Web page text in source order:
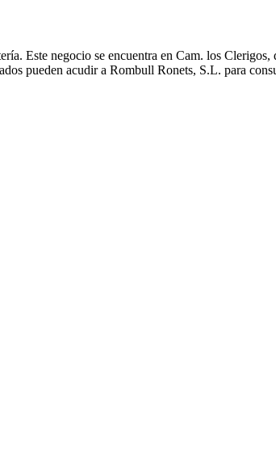
Este negocio se encuentra en Cam. los
pueden acudir a Rombull Ronets, S.L. para